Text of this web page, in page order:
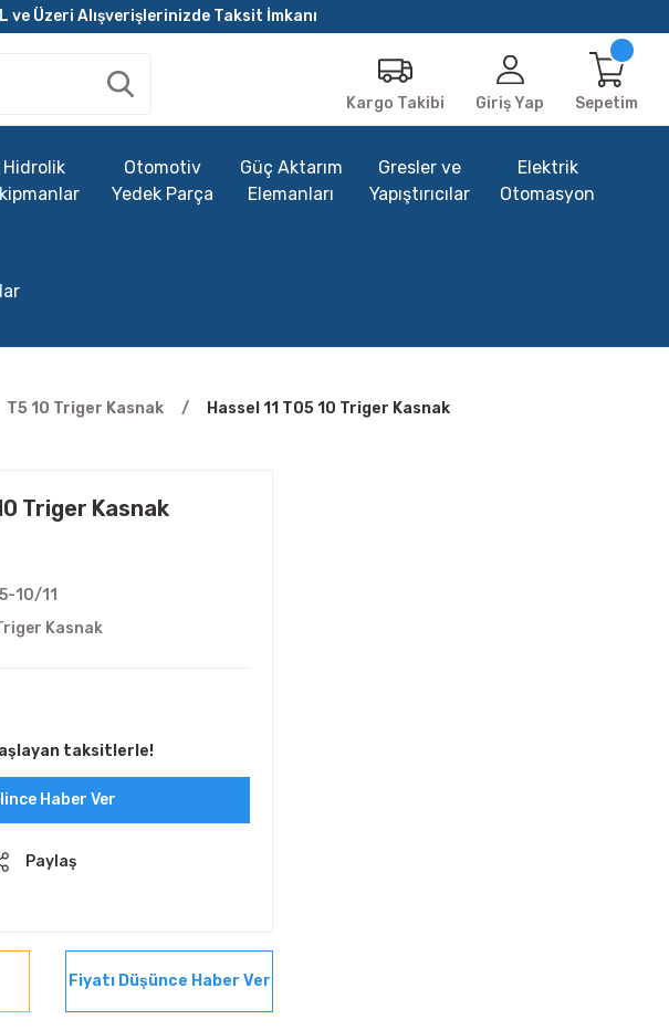
Üzeri Alışverişlerinizde Taksit İmkanı
Kargo Takibi Giriş Yap Sepetim
Hidrolik
Otomotiv
Yedek Parça
Güç Aktarım
Elemanları
Gresler ve
Yapıştırıcılar
Elektrik
Otomasyon
T5 10 Triger Kasnak Hassel 11 T05 10 Triger Kasnak
Triger Kasnak
10/11
Kasnak
taksitlerle!
Haber Ver
Paylaş
Fiyatı Düşünce Haber Ver